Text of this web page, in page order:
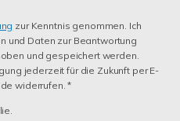
zur Kenntnis genommen. Ich
und Daten zur Beantwortung
und gespeichert werden.
jederzeit für die Zukunft per E-
widerrufen. *